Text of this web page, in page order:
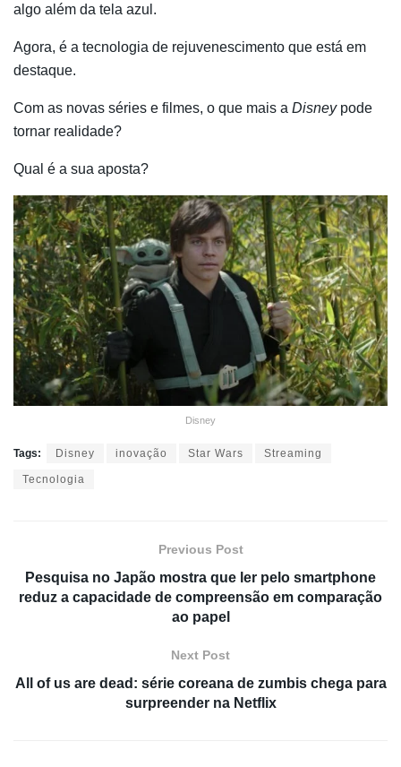
algo além da tela azul.
Agora, é a tecnologia de rejuvenescimento que está em
destaque.
Com as novas séries e filmes, o que mais a Disneypode
tornar realidade?
Qual é a sua aposta?
Disney
Tags: Disney inovação Star Wars Streaming
Tecnologia
Previous Post
Pesquisa no Japão mostra que ler pelo smartphone
reduz a capacidade de compreensão em comparação
ao papel
Next Post
All of us are dead: série coreana de zumbis chega para
surpreender na Netflix